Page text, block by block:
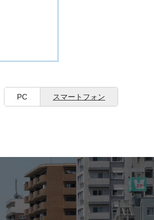
PC スマートフォン